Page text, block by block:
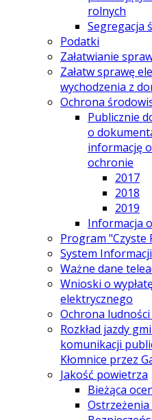
rolnych
Segregacja
Podatki
Załatwianie
Załatw sprawę
wychodzenia z
Ochrona
Publicznie
o
informację
ochronie
2017
2018
2019
Informacja
Program "Czyste
System
Ważne dane
Wnioski o
elektrycznego
Ochrona
Rozkład jazdy
komunikacji
Kłomnice przez
Jakość powietrza
Bieżąca
Ostrzeżenia